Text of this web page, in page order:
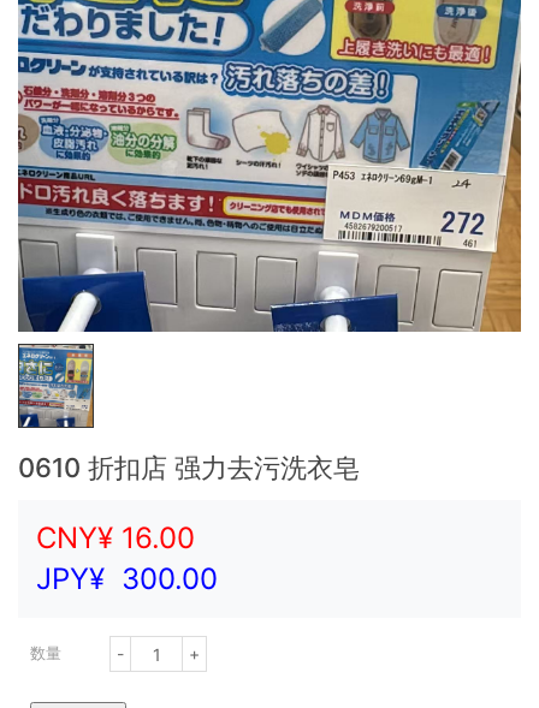
0610 折扣店 强力去污洗衣皂
CNY¥ 16.00
JPY¥ 300.00
数量 - +